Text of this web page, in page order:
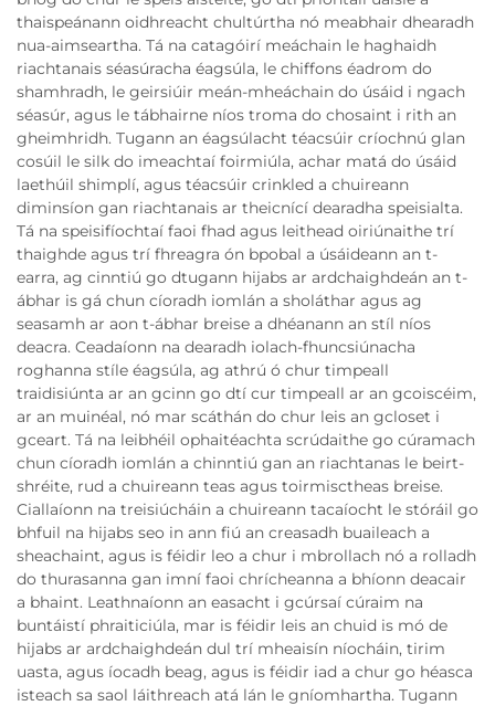
thaispeánann oidhreacht chultúrtha nó meabhair dhearadh
nua-aimseartha. Tá na catagóirí meáchain le haghaidh
riachtanais séasúracha éagsúla, le chiffons éadrom do
shamhradh, le geirsiúir meán-mheáchain do úsáid i ngach
séasúr, agus le tábhairne níos troma do chosaint i rith an
gheimhridh. Tugann an éagsúlacht téacsúir críochnú glan
cosúil le silk do imeachtaí foirmiúla, achar matá do úsáid
laethúil shimplí, agus téacsúir crinkled a chuireann
diminsíon gan riachtanais ar theicnící dearadha speisialta.
Tá na speisifíochtaí faoi fhad agus leithead oiriúnaithe trí
thaighde agus trí fhreagra ón bpobal a úsáideann an t-
earra, ag cinntiú go dtugann hijabs ar ardchaighdeán an t-
ábhar is gá chun cíoradh iomlán a sholáthar agus ag
seasamh ar aon t-ábhar breise a dhéanann an stíl níos
deacra. Ceadaíonn na dearadh iolach-fhuncsiúnacha
roghanna stíle éagsúla, ag athrú ó chur timpeall
traidisiúnta ar an gcinn go dtí cur timpeall ar an gcoiscéim,
ar an muinéal, nó mar scáthán do chur leis an gcloset i
gceart. Tá na leibhéil ophaitéachta scrúdaithe go cúramach
chun cíoradh iomlán a chinntiú gan an riachtanas le beirt-
shréite, rud a chuireann teas agus toirmisctheas breise.
Ciallaíonn na treisiúcháin a chuireann tacaíocht le stóráil go
bhfuil na hijabs seo in ann fiú an creasadh buaileach a
sheachaint, agus is féidir leo a chur i mbrollach nó a rolladh
do thurasanna gan imní faoi chrícheanna a bhíonn deacair
a bhaint. Leathnaíonn an easacht i gcúrsaí cúraim na
buntáistí phraiticiúla, mar is féidir leis an chuid is mó de
hijabs ar ardchaighdeán dul trí mheaisín níocháin, tirim
uasta, agus íocadh beag, agus is féidir iad a chur go héasca
isteach sa saol láithreach atá lán le gníomhartha. Tugann